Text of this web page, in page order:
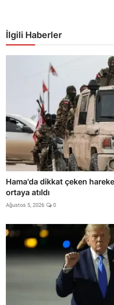
İlgili Haberler
Hama'da dikkat çeken
ortaya atıldı
Ağustos 5, 2026 0